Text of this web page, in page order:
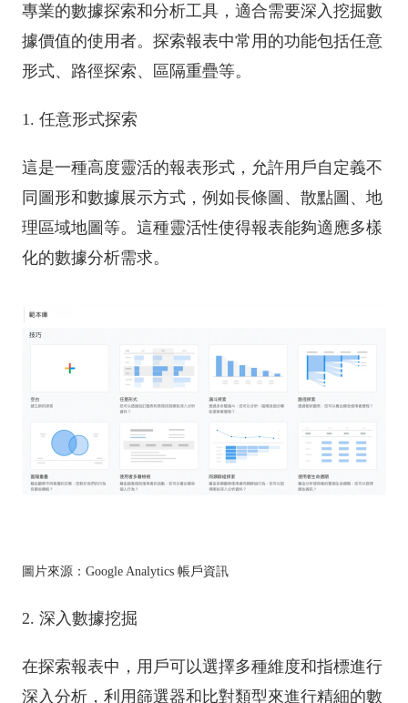
專業的數據探索和分析工具，適合需要深入挖掘數
據價值的使用者。探索報表中常用的功能包括任意
形式、路徑探索、區隔重疊等。
1. 任意形式探索
這是一種高度靈活的報表形式，允許用戶自定義不
同圖形和數據展示方式，例如長條圖、散點圖、地
理區域地圖等。這種靈活性使得報表能夠適應多樣
化的數據分析需求。
圖片來源：Google Analytics 帳戶資訊
2. 深入數據挖掘
在探索報表中，用戶可以選擇多種維度和指標進行
深入分析，利用篩選器和比對類型來進行精細的數